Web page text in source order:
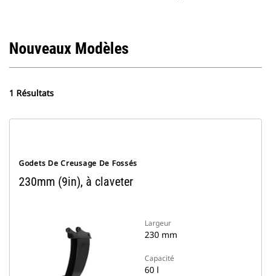
Nouveaux Modèles
1 Résultats
Godets De Creusage De Fossés
230mm (9in), à claveter
Largeur
230 mm
Capacité
60 l